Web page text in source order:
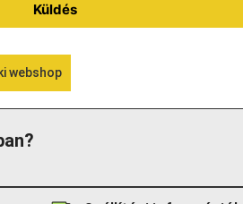
Küldés
webshop